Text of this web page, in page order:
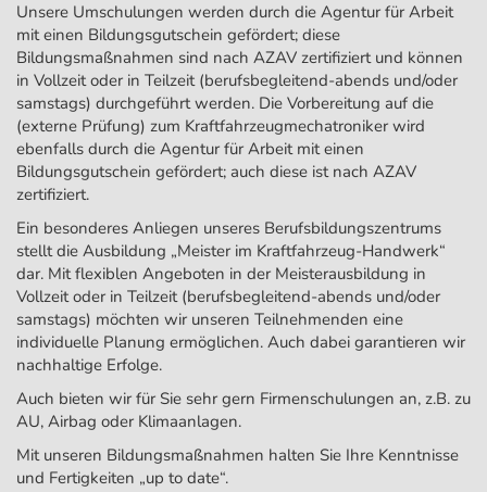
Unsere Umschulungen werden durch die Agentur für Arbeit
mit einen Bildungsgutschein gefördert; diese
Bildungsmaßnahmen sind nach AZAV zertifiziert und können
in Vollzeit oder in Teilzeit (berufsbegleitend-abends und/oder
samstags) durchgeführt werden. Die Vorbereitung auf die
(externe Prüfung) zum Kraftfahrzeugmechatroniker wird
ebenfalls durch die Agentur für Arbeit mit einen
Bildungsgutschein gefördert; auch diese ist nach AZAV
zertifiziert.
Ein besonderes Anliegen unseres Berufsbildungszentrums
stellt die Ausbildung „Meister im Kraftfahrzeug-Handwerk“
dar. Mit flexiblen Angeboten in der Meisterausbildung in
Vollzeit oder in Teilzeit (berufsbegleitend-abends und/oder
samstags) möchten wir unseren Teilnehmenden eine
individuelle Planung ermöglichen. Auch dabei garantieren wir
nachhaltige Erfolge.
Auch bieten wir für Sie sehr gern Firmenschulungen an, z.B. zu
AU, Airbag oder Klimaanlagen.
Mit unseren Bildungsmaßnahmen halten Sie Ihre Kenntnisse
und Fertigkeiten „up to date“.